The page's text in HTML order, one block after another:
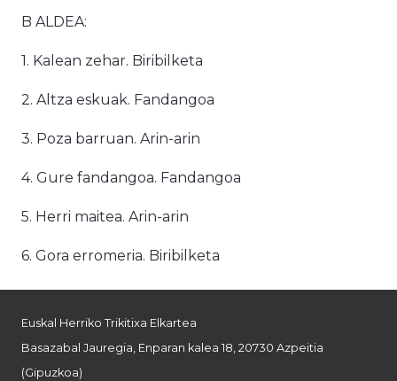
B ALDEA:
1. Kalean zehar. Biribilketa
2. Altza eskuak. Fandangoa
3. Poza barruan. Arin-arin
4. Gure fandangoa. Fandangoa
5. Herri maitea. Arin-arin
6. Gora erromeria. Biribilketa
Euskal Herriko Trikitixa Elkartea
Basazabal Jauregia, Enparan kalea 18, 20730 Azpeitia
(Gipuzkoa)